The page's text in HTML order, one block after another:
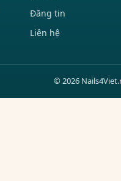
Đăng tin
Liên hệ
© 2026